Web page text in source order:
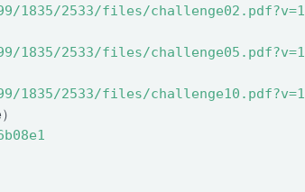
2533/files/
2533/files/
2533/files/
）